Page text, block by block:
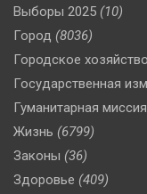
Выборы 2025 (10)
Город (8036)
Городское хозяйство
Государственная
Гуманитарная миссия
Жизнь (6799)
Законы (36)
Здоровье (409)